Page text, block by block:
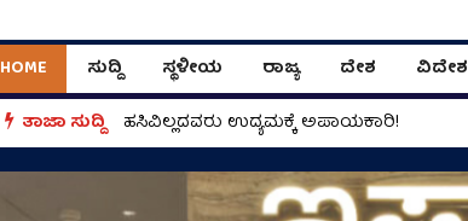
HOME ಸುದ್ದಿ ಸ್ಥಳೀಯ ರಾಜ್ಯ ದೇಶ ವಿದೇಶ
ತಾಜಾ ಸುದ್ದಿ
ಹಸಿವಿಲ್ಲದವರು ಉದ್ಯಮಕ್ಕೆ ಅಪಾಯಕಾರಿ!
ಮಿಯಾಂವ್‌.. ಮಿಯಾಂವ್‌ ಬೆಕ್ಕೆ ಕದ್ದು ಹಾಲು ನೆಕ್ಕೆ!